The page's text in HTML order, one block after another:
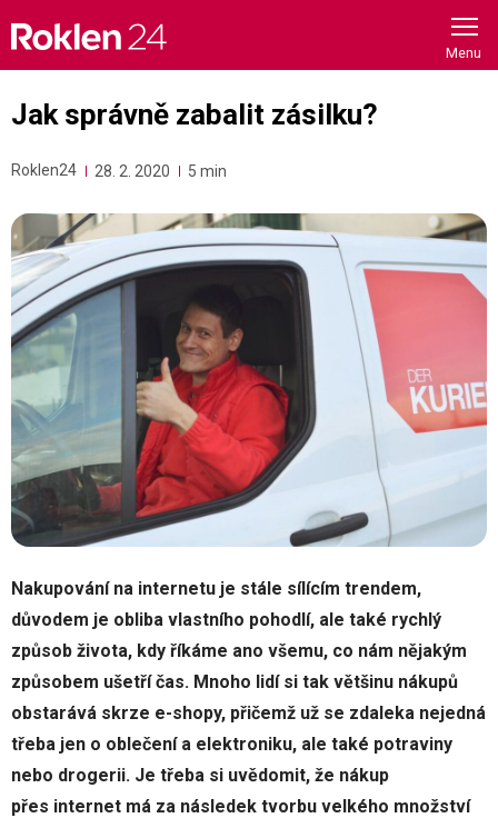
content
Jak správně zabalit zásilku?
Roklen24 28. 2. 2020 5 min
Nakupování na internetu je stále sílícím trendem,
důvodem je obliba vlastního pohodlí, ale také rychlý
způsob života, kdy říkáme ano všemu, co nám nějakým
způsobem ušetří čas. Mnoho lidí si tak většinu nákupů
obstarává skrze e-shopy, přičemž už se zdaleka nejedná
třeba jen o oblečení a elektroniku, ale také potraviny
nebo drogerii. Je třeba si uvědomit, že nákup
přes internet má za následek tvorbu velkého množství